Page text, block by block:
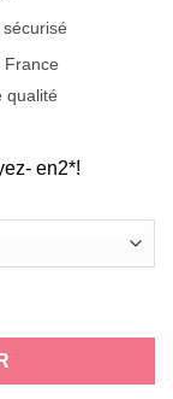
France
qualité
en2*!
béquille